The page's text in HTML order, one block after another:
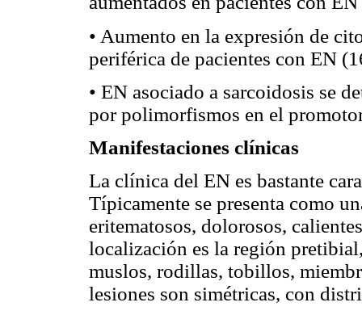
• Aumento en la expresión de
periférica de pacientes con EN
• EN asociado a sarcoidosis se
por polimorfismos en el
Manifestaciones clínicas
La clínica del EN es bastante
Típicamente se presenta como
eritematosos, dolorosos,
localización es la región
muslos, rodillas, tobillos,
lesiones son simétricas, con